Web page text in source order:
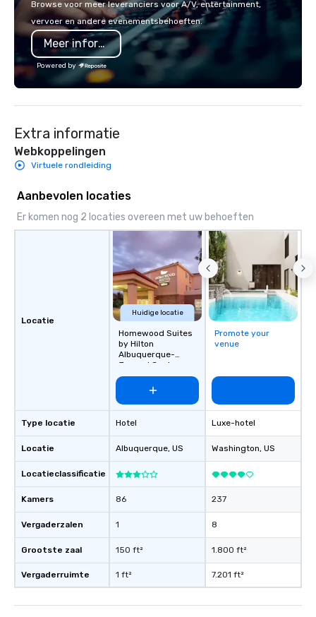
seamless from start to finish. We are
also a certified WOSB.
Browse voor meer leveranciers voor A/V, entertainment,
vervoer en andere evenementsbehoeften.
Meer informatie
Powered by
Extra informatie
Webkoppelingen
Virtuele rondleiding
Aanbevolen locaties
Er komen nog 2 locaties overeen met uw behoeften
Locatie
Type locatie
Locatie
Locatieclassificatie
Kamers
Vergaderzalen
Grootste zaal
Vergaderruimte
Huidige locatie
Homewood Suites
by Hilton
Albuquerque-
Journal Center
Hotel
Albuquerque, US
86
1
150 ft²
1 ft²
Promote your
venue
Luxe-hotel
Washington, US
237
8
1.800 ft²
7.201 ft²